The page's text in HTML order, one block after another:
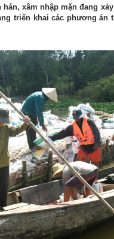
xâm nhập mặn đang
triển khai các phương án